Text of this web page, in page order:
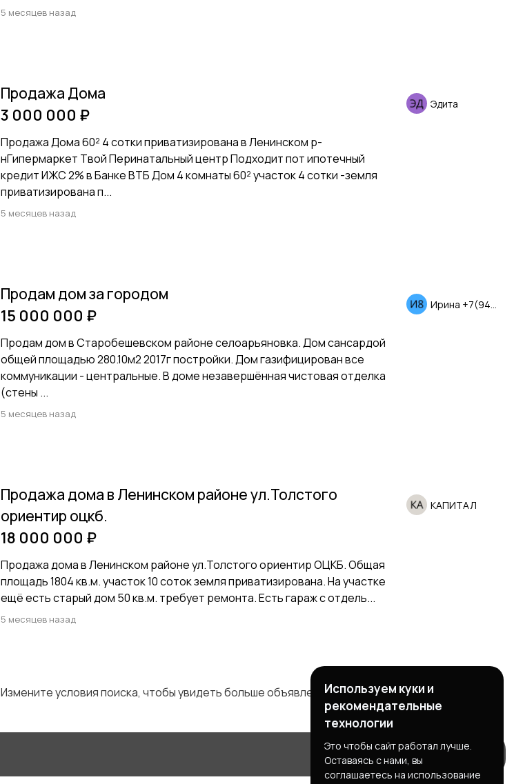
5 месяцев назад
Продажа Дома
3 000 000 ₽
Продажа Дома 60² 4 сотки приватизирована в Ленинском р-
нГипермаркет Твой Перинатальный центр Подходит пот ипотечный
кредит ИЖС 2% в Банке ВТБ Дом 4 комнаты 60² участок 4 сотки -земля
приватизирована п...
5 месяцев назад
Эдита
Продам дом за городом
15 000 000 ₽
Продам дом в Старобешевском районе селоарьяновка. Дом сансардой
общей площадью 280.10м2 2017г постройки. Дом газифицирован все
коммуникации - центральные. В доме незавершённая чистовая отделка
(стены ...
5 месяцев назад
Продажа дома в Ленинском районе ул.Толстого
ориентир оцкб.
18 000 000 ₽
Продажа дома в Ленинском районе ул.Толстого ориентир ОЦКБ. Общая
площадь 1804 кв.м. участок 10 соток земля приватизирована. На участке
ещё есть старый дом 50 кв.м. требует ремонта. Есть гараж с отдель...
5 месяцев назад
КАПИТАЛ
Измените условия поиска, чтобы увидеть больше объявленийИспользуем куки и
рекомендательные
технологии
Это чтобы сайт работал лучше.
Оставаясь с нами, вы
соглашаетесь на использование